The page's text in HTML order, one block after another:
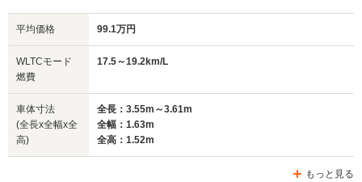
排気量 875～1368cc
平均価格 99.1万円
WLTCモード
燃費
17.5～19.2km/L
車体寸法
(全長x全幅x全
高)
全長：3.55m～3.61m
全幅：1.63m
全高：1.52m
もっと見る